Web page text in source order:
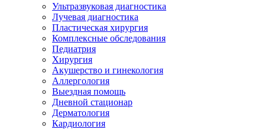
Ультразвуковая диагностика
Лучевая диагностика
Пластическая хирургия
Комплексные обследования
Педиатрия
Хирургия
Акушерство и гинекология
Аллергология
Выездная помощь
Дневной стационар
Дерматология
Кардиология